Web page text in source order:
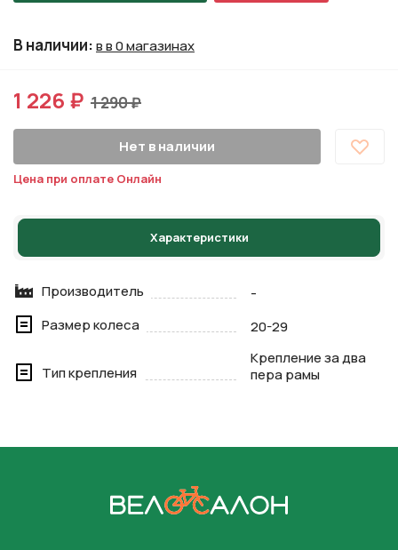
В наличии:в в 0 магазинах
1 226 ₽ 1 290 ₽
Нет в наличии
Цена при оплате Онлайн
Характеристики
Производитель
-
Размер колеса
20-29
Тип крепления
Крепление за два
пера рамы